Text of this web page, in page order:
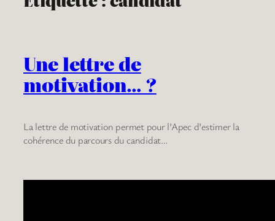
Une lettre de
motivation… ?
La lettre de motivation permet pour l’Apec d’estimer la
cohérence du parcours du candidat…